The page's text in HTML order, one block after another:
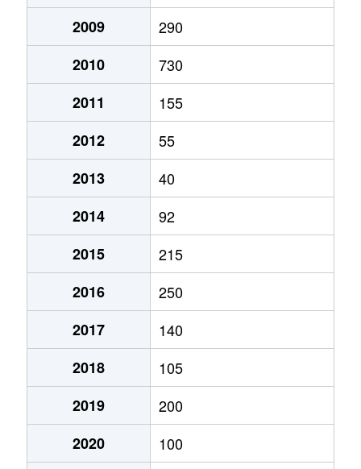
2009
290
2010
730
2011
155
2012
55
2013
40
2014
92
2015
215
2016
250
2017
140
2018
105
2019
200
2020
100